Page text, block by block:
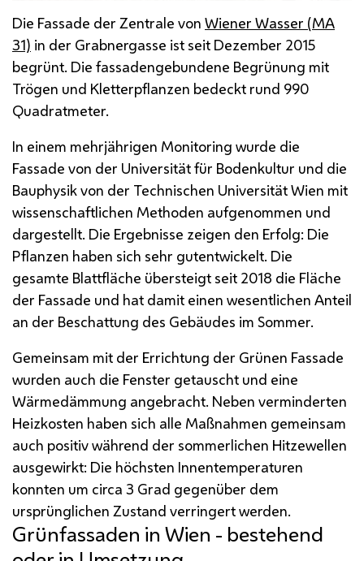
Die Fassade der Zentrale von Wiener Wasser (MA
31) in der Grabnergasse ist seit Dezember 2015
begrünt. Die fassadengebundene Begrünung mit
Trögen und Kletterpflanzen bedeckt rund 990
Quadratmeter.
In einem mehrjährigen Monitoring wurde die
Fassade von der Universität für Bodenkultur und die
Bauphysik von der Technischen Universität Wien mit
wissenschaftlichen Methoden aufgenommen und
dargestellt. Die Ergebnisse zeigen den Erfolg: Die
Pflanzen haben sich sehr gutentwickelt. Die
gesamte Blattfläche übersteigt seit 2018 die Fläche
der Fassade und hat damit einen wesentlichen Anteil
an der Beschattung des Gebäudes im Sommer.
Gemeinsam mit der Errichtung der Grünen Fassade
wurden auch die Fenster getauscht und eine
Wärmedämmung angebracht. Neben verminderten
Heizkosten haben sich alle Maßnahmen gemeinsam
auch positiv während der sommerlichen Hitzewellen
ausgewirkt: Die höchsten Innentemperaturen
konnten um circa 3 Grad gegenüber dem
ursprünglichen Zustand verringert werden.
Grünfassaden in Wien - bestehend